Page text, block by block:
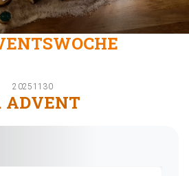
20251130
ADVENT